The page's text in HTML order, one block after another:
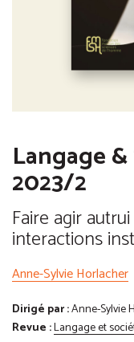
Langage &
2023/2
Faire agir
interactions
Anne-Sylvie Horlacher
Dirigé par :Anne-Sylvie
Revue :Langage et